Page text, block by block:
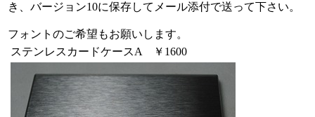
き、バージョン10に保存してメール添付で送って下さい。
フォントのご希望もお願いします。
ステンレスカードケースA ￥1600